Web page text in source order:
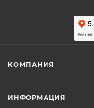
КОМПАНИЯ
ИНФОРМАЦИЯ